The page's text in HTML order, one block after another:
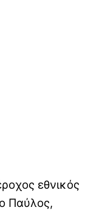
εθνικός
Παύλος,